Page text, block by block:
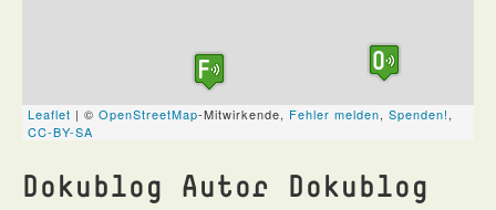
Dokublog Autor Dokublog